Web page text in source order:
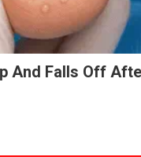
And Falls Off